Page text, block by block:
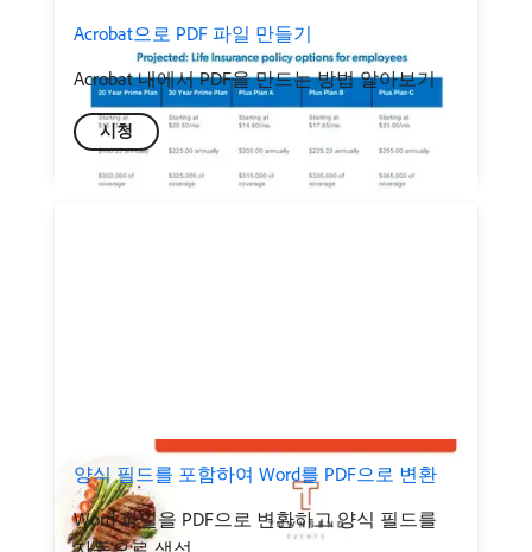
Acrobat으로 PDF 파일 만들기
Acrobat 내에서 PDF을 만드는 방법 알아보기
시청
양식 필드를 포함하여 Word를 PDF으로 변환
Word 파일을 PDF으로 변환하고 양식 필드를